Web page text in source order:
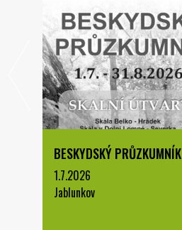
BESKYDSKÝ PRŮZKUMNÍK
1.7.2026
Jablunkov